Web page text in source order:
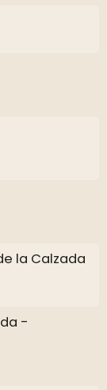
la Calzada
-